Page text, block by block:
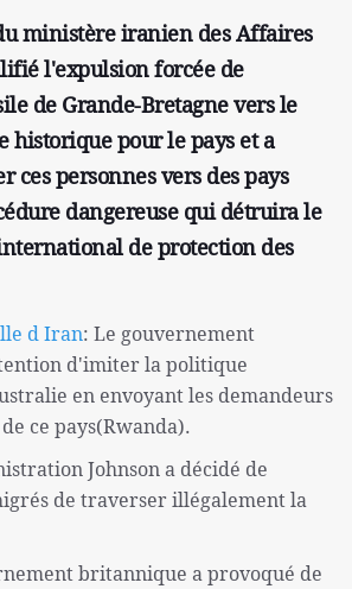
ministère iranien des Affaires
l'expulsion forcée de
de Grande-Bretagne vers le
historique pour le pays et a
ces personnes vers des pays
dangereuse qui détruira le
de protection des
d Iran: Le gouvernement
d'imiter la politique
en envoyant les demandeurs
ce pays(Rwanda).
Johnson a décidé de
de traverser illégalement la
britannique a provoqué de